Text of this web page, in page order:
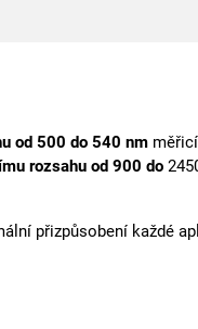
od 500 do 540 nmměřicí
rozsahu od 900 do
přizpůsobení každé